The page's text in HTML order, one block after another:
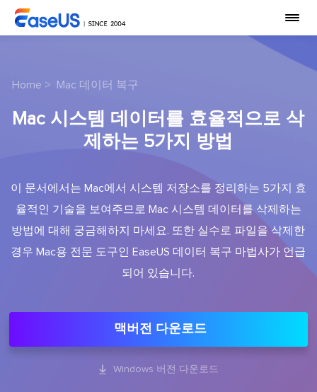
Home > Mac 데이터 복구
Mac 시스템 데이터를 효율적으로 삭
제하는 5가지 방법
이 문서에서는 Mac에서 시스템 저장소를 정리하는 5가지 효
율적인 기술을 보여주므로 Mac 시스템 데이터를 삭제하는
방법에 대해 궁금해하지 마세요. 또한 실수로 파일을 삭제한
경우 Mac용 전문 도구인 EaseUS 데이터 복구 마법사가 언급
되어 있습니다.
맥버전 다운로드
 Windows 버전 다운로드